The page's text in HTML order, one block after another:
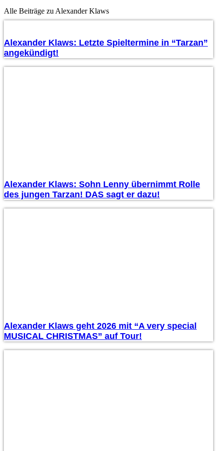
Alle Beiträge zu Alexander Klaws
Alexander Klaws: Letzte Spieltermine in “Tarzan”
angekündigt!
Alexander Klaws: Sohn Lenny übernimmt Rolle
des jungen Tarzan! DAS sagt er dazu!
Alexander Klaws geht 2026 mit “A very special
MUSICAL CHRISTMAS” auf Tour!